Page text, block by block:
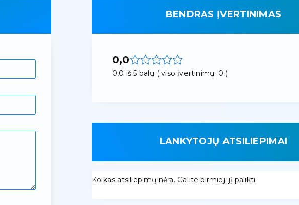
BENDRAS ĮVERTINIMAS
0,0
0,0 iš 5 balų ( viso įvertinimų: 0 )
LANKYTOJŲ ATSILIEPIMAI
Kolkas atsiliepimų nėra. Galite pirmieji jį palikti.